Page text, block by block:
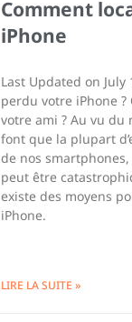
Comment
iPhone
Last Updated on July
perdu votre iPhone ?
votre ami ? Au vu du
font que la plupart
de nos
peut être
existe des moyens
iPhone.
LIRE LA SUITE »